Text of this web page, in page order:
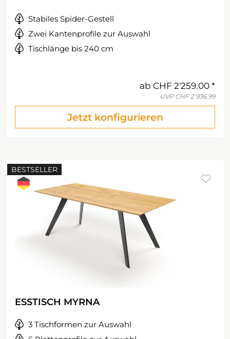
Stabiles Spider-Gestell
Zwei Kantenprofile zur Auswahl
Tischlänge bis 240 cm
ab CHF 2'259.00
UVP CHF 2'936.99
Jetzt konfigurieren
BESTSELLER
ESSTISCH MYRNA
3 Tischformen zur Auswahl